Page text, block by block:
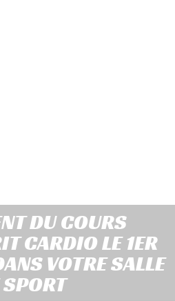
DU COURS
CARDIO LE 1ER
VOTRE SALLE